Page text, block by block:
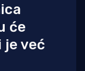
će
već